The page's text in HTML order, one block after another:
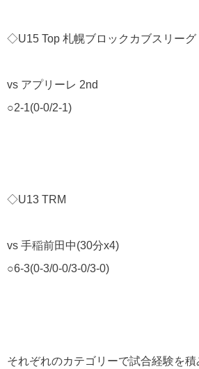
◇U15 Top 札幌ブロックカブスリー
vs アプリーレ 2nd
○2-1(0-0/2-1)
◇U13 TRM
vs 手稲前田中(30分x4)
○6-3(0-3/0-0/3-0/3-0)
それぞれのカテゴリーで試合経験を